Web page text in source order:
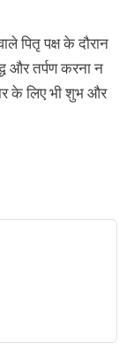
पितृ पक्ष के दौरान
और तर्पण करना न
के लिए भी शुभ और